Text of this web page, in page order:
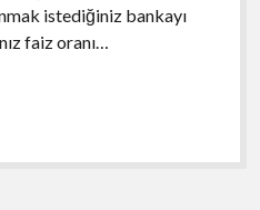
istediğiniz bankayı
faiz oranı…